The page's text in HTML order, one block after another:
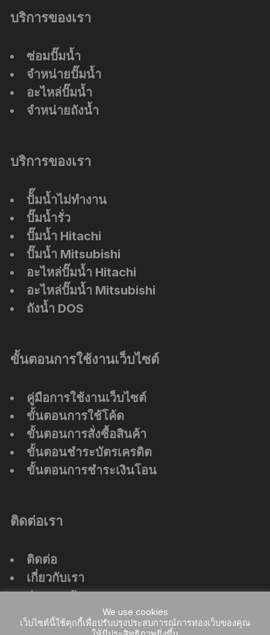
บริการของเรา
ซ่อมปั๊มน้ำ
จำหน่ายปั๊มน้ำ
อะไหล่ปั๊มน้ำ
จำหน่ายถังน้ำ
บริการของเรา
ปัั๊มน้ำไม่ทำงาน
ปั๊มน้ำรั่ว
ปั๊มน้ำ Hitachi
ปั๊มน้ำ Mitsubishi
อะไหล่ปั๊มน้ำ Hitachi
อะไหล่ปั๊มน้ำ Mitsubishi
ถังน้ำ DOS
ขั้นตอนการใช้งานเว็บไซต์
คู่มือการใช้งานเว็บไซต์
ขั้นตอนการใช้โค้ด
ขั้นตอนการสั่งซื้อสินค้า
ขั้นตอนชำระบัตรเครดิต
ขั้นตอนการชำระเงินโอน
ติดต่อเรา
ติดต่อ
เกี่ยวกับเรา
ร่วมงานกับเรา
ที่ตั้งสำนักงานใหญ่We use cookies
เว็บไซต์นี้ใช้คุกกี้เพื่อปรับปรุงประสบการณ์การท่องเว็บของคุณ